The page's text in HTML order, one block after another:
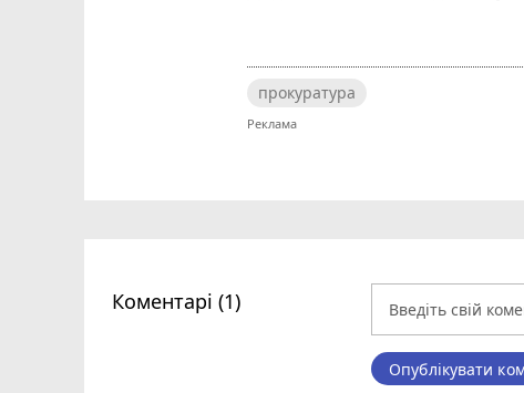
прокуратура
Коментарі (1)
Опублікувати